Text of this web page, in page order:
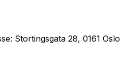
Stortingsgata 28, 0161 Oslo